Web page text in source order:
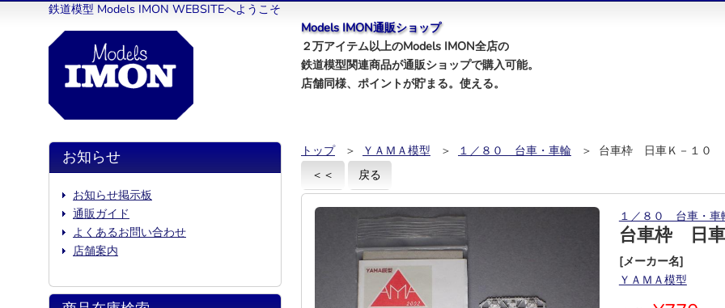
鉄道模型 Models IMON WEBSITEへようこそ
Models IMON通販ショップ
２万アイテム以上のModels IMON全店の
鉄道模型関連商品が通販ショップで購入可能。
店舗同様、ポイントが貯まる。使える。
トップ ＞ ＹＡＭＡ模型 ＞ １／８０ 台車・車輪
＞ 台車枠 日車Ｋ－１０
＜＜
戻る
１／８０ 台車・車
台車枠 日
[メーカー名]
ＹＡＭＡ模型
お知らせ
お知らせ掲示板
通販ガイド
よくあるお問い合わせ
店舗案内